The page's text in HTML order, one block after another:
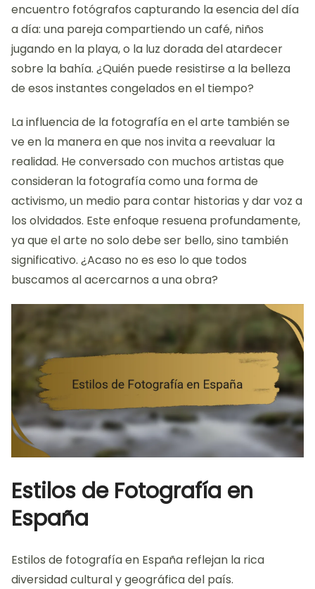
encuentro fotógrafos capturando la esencia del día
a día: una pareja compartiendo un café, niños
jugando en la playa, o la luz dorada del atardecer
sobre la bahía. ¿Quién puede resistirse a la belleza
de esos instantes congelados en el tiempo?
La influencia de la fotografía en el arte también se
ve en la manera en que nos invita a reevaluar la
realidad. He conversado con muchos artistas que
consideran la fotografía como una forma de
activismo, un medio para contar historias y dar voz a
los olvidados. Este enfoque resuena profundamente,
ya que el arte no solo debe ser bello, sino también
significativo. ¿Acaso no es eso lo que todos
buscamos al acercarnos a una obra?
Estilos de Fotografía en
España
Estilos de fotografía en España reflejan la rica
diversidad cultural y geográfica del país.